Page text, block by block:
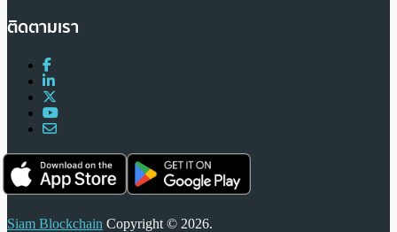
ติดตามเรา
Siam Blockchain Copyright © 2026.